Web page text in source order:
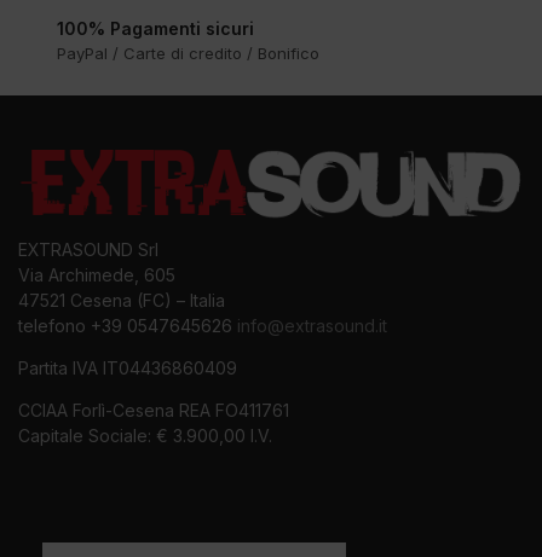
100% Pagamenti sicuri
PayPal / Carte di credito / Bonifico
EXTRASOUND Srl
Via Archimede, 605
47521 Cesena (FC) – Italia
telefono +39 0547645626 info@extrasound.it
Partita IVA IT04436860409
CCIAA Forlì-Cesena REA FO411761
Capitale Sociale: € 3.900,00 I.V.